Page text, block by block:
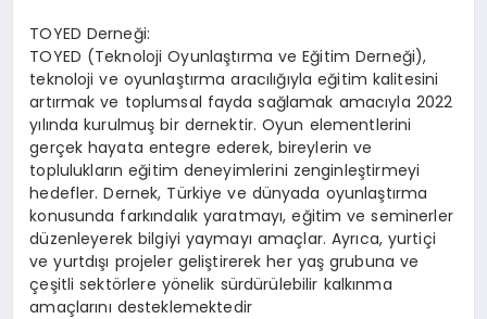
TOYED Derneği:
TOYED (Teknoloji Oyunlaştırma ve Eğitim Derneği),
teknoloji ve oyunlaştırma aracılığıyla eğitim kalitesini
artırmak ve toplumsal fayda sağlamak amacıyla 2022
yılında kurulmuş bir dernektir. Oyun elementlerini
gerçek hayata entegre ederek, bireylerin ve
toplulukların eğitim deneyimlerini zenginleştirmeyi
hedefler. Dernek, Türkiye ve dünyada oyunlaştırma
konusunda farkındalık yaratmayı, eğitim ve seminerler
düzenleyerek bilgiyi yaymayı amaçlar. Ayrıca, yurtiçi
ve yurtdışı projeler geliştirerek her yaş grubuna ve
çeşitli sektörlere yönelik sürdürülebilir kalkınma
amaçlarını desteklemektedir​